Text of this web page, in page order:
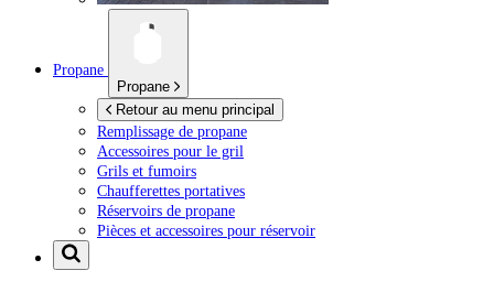
Propane
Propane
Retour au menu principal
Remplissage de propane
Accessoires pour le gril
Grils et fumoirs
Chaufferettes portatives
Réservoirs de propane
Pièces et accessoires pour réservoir